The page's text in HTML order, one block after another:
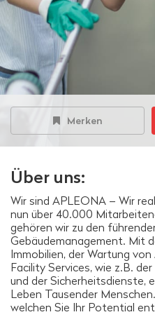
Merken
Über uns:
Wir sind APLEONA – Wir
nun über 40.000
gehören wir zu den
Gebäudemanagement. Mit
Immobilien, der Wartung
Facility Services, wie z.B.
und der Sicherheitsdienste,
Leben Tausender
welchen Sie Ihr Potential